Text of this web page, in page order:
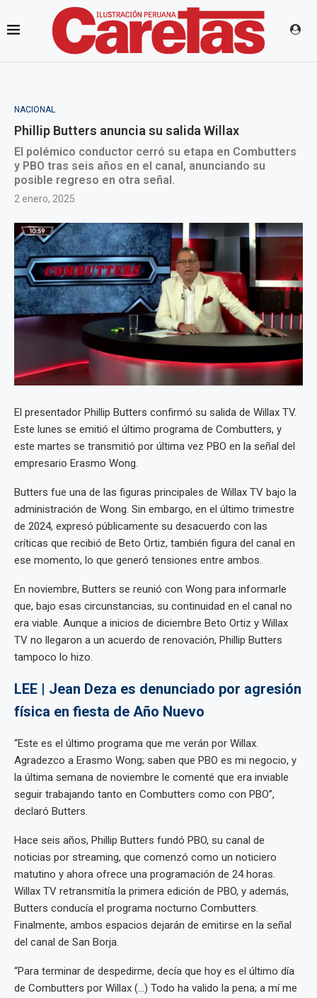
NACIONAL
Phillip Butters anuncia su salida Willax
El polémico conductor cerró su etapa en Combutters
y PBO tras seis años en el canal, anunciando su
posible regreso en otra señal.
2 enero, 2025
El presentador Phillip Butters confirmó su salida de Willax TV.
Este lunes se emitió el último programa de Combutters, y
este martes se transmitió por última vez PBO en la señal del
empresario Erasmo Wong.
Butters fue una de las figuras principales de Willax TV bajo la
administración de Wong. Sin embargo, en el último trimestre
de 2024, expresó públicamente su desacuerdo con las
críticas que recibió de Beto Ortiz, también figura del canal en
ese momento, lo que generó tensiones entre ambos.
En noviembre, Butters se reunió con Wong para informarle
que, bajo esas circunstancias, su continuidad en el canal no
era viable. Aunque a inicios de diciembre Beto Ortiz y Willax
TV no llegaron a un acuerdo de renovación, Phillip Butters
tampoco lo hizo.
LEE | Jean Deza es denunciado por agresión
física en fiesta de Año Nuevo
“Este es el último programa que me verán por Willax.
Agradezco a Erasmo Wong; saben que PBO es mi negocio, y
la última semana de noviembre le comenté que era inviable
seguir trabajando tanto en Combutters como con PBO”,
declaró Butters.
Hace seis años, Phillip Butters fundó PBO, su canal de
noticias por streaming, que comenzó como un noticiero
matutino y ahora ofrece una programación de 24 horas.
Willax TV retransmitía la primera edición de PBO, y además,
Butters conducía el programa nocturno Combutters.
Finalmente, ambos espacios dejarán de emitirse en la señal
del canal de San Borja.
“Para terminar de despedirme, decía que hoy es el último día
de Combutters por Willax (…) Todo ha valido la pena; a mí me